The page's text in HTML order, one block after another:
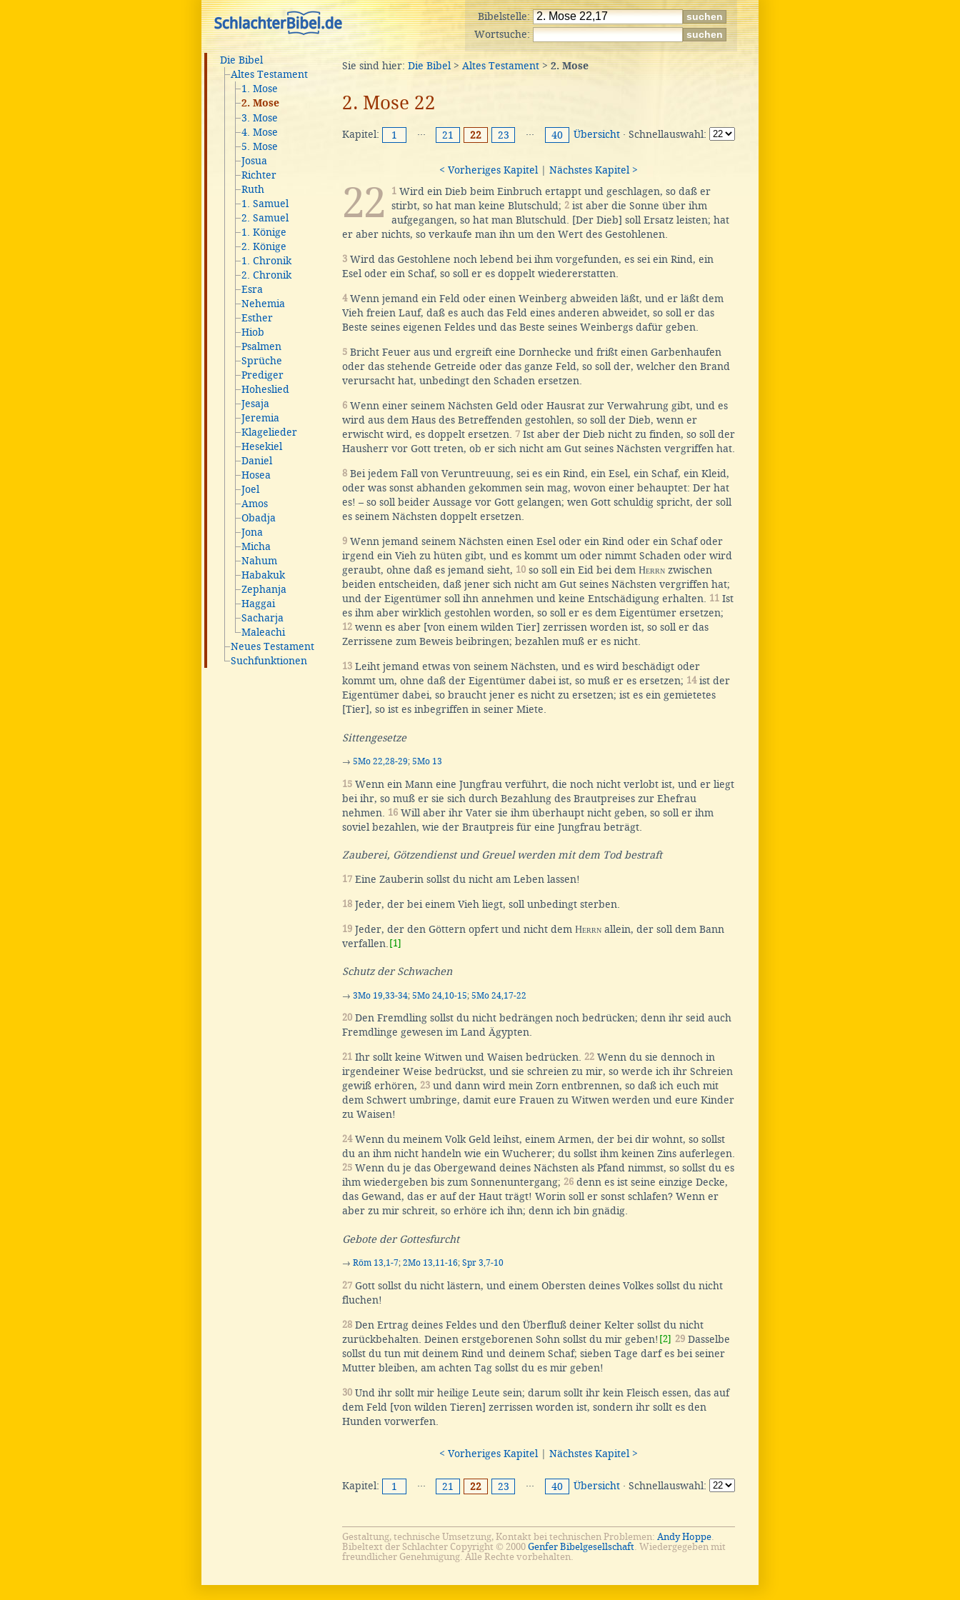
Bibelstelle:
Wortsuche:
Die Bibel
Altes Testament
1. Mose
2. Mose
3. Mose
4. Mose
5. Mose
Josua
Richter
Ruth
1. Samuel
2. Samuel
1. Könige
2. Könige
1. Chronik
2. Chronik
Esra
Nehemia
Esther
Hiob
Psalmen
Sprüche
Prediger
Hoheslied
Jesaja
Jeremia
Klagelieder
Hesekiel
Daniel
Hosea
Joel
Amos
Obadja
Jona
Micha
Nahum
Habakuk
Zephanja
Haggai
Sacharja
Maleachi
Neues Testament
Suchfunktionen
Sie sind hier: Die Bibel> Altes Testament>2. Mose
2. Mose 22
Kapitel: 1 ··· 21 22 23 ··· 40 Übersicht · Schnellauswahl:
< Vorheriges Kapitel Nächstes Kapitel >
22 1 Wird ein Dieb beim Einbruch ertappt und geschlagen, so daß er
stirbt, so hat man keine Blutschuld; 2 ist aber die Sonne über ihm
aufgegangen, so hat man Blutschuld. [Der Dieb] soll Ersatz leisten; hat
er aber nichts, so verkaufe man ihn um den Wert des Gestohlenen.
3 Wird das Gestohlene noch lebend bei ihm vorgefunden, es sei ein Rind, ein
Esel oder ein Schaf, so soll er es doppelt wiedererstatten.
4Wenn jemand ein Feld oder einen Weinberg abweiden läßt, und er läßt dem
Vieh freien Lauf, daß es auch das Feld eines anderen abweidet, so soll er das
Beste seines eigenen Feldes und das Beste seines Weinbergs dafür geben.
5 Bricht Feuer aus und ergreift eine Dornhecke und frißt einen Garbenhaufen
oder das stehende Getreide oder das ganze Feld, so soll der, welcher den Brand
verursacht hat, unbedingt den Schaden ersetzen.
6 Wenn einer seinem Nächsten Geld oder Hausrat zur Verwahrung gibt, und es
wird aus dem Haus des Betreffenden gestohlen, so soll der Dieb, wenn er
erwischt wird, es doppelt ersetzen. 7 Ist aber der Dieb nicht zu finden, so soll der
Hausherr vor Gott treten, ob er sich nicht am Gut seines Nächsten vergriffen hat.
8 Bei jedem Fall von Veruntreuung, sei es ein Rind, ein Esel, ein Schaf, ein Kleid,
oder was sonst abhanden gekommen sein mag, wovon einer behauptet: Der hat
es! – so soll beider Aussage vor Gott gelangen; wen Gott schuldig spricht, der soll
es seinem Nächsten doppelt ersetzen.
9 Wenn jemand seinem Nächsten einen Esel oder ein Rind oder ein Schaf oder
irgend ein Vieh zu hüten gibt, und es kommt um oder nimmt Schaden oder wird
geraubt, ohne daß es jemand sieht, 10 so soll ein Eid bei dem Herrn zwischen
beiden entscheiden, daß jener sich nicht am Gut seines Nächsten vergriffen hat;
und der Eigentümer soll ihn annehmen und keine Entschädigung erhalten. 11 Ist
es ihm aber wirklich gestohlen worden, so soll er es dem Eigentümer ersetzen;
12 wenn es aber [von einem wilden Tier] zerrissen worden ist, so soll er das
Zerrissene zum Beweis beibringen; bezahlen muß er es nicht.
13 Leiht jemand etwas von seinem Nächsten, und es wird beschädigt oder
kommt um, ohne daß der Eigentümer dabei ist, so muß er es ersetzen; 14ist der
Eigentümer dabei, so braucht jener es nicht zu ersetzen; ist es ein gemietetes
[Tier], so ist es inbegriffen in seiner Miete.
Sittengesetze
→ 5Mo 22,28-29; 5Mo 13
15 Wenn ein Mann eine Jungfrau verführt, die noch nicht verlobt ist, und er liegt
bei ihr, so muß er sie sich durch Bezahlung des Brautpreises zur Ehefrau
nehmen. 16 Will aber ihr Vater sie ihm überhaupt nicht geben, so soll er ihm
soviel bezahlen, wie der Brautpreis für eine Jungfrau beträgt.
Zauberei, Götzendienst und Greuel werden mit dem Tod bestraft
17 Eine Zauberin sollst du nicht am Leben lassen!
18 Jeder, der bei einem Vieh liegt, soll unbedingt sterben.
19 Jeder, der den Göttern opfert und nicht dem Herrn allein, der soll dem Bann
verfallen. [1]
Schutz der Schwachen
→ 3Mo 19,33-34; 5Mo 24,10-15; 5Mo 24,17-22
20 Den Fremdling sollst du nicht bedrängen noch bedrücken; denn ihr seid auch
Fremdlinge gewesen im Land Ägypten.
21 Ihr sollt keine Witwen und Waisen bedrücken. 22 Wenn du sie dennoch in
irgendeiner Weise bedrückst, und sie schreien zu mir, so werde ich ihr Schreien
gewiß erhören, 23 und dann wird mein Zorn entbrennen, so daß ich euch mit
dem Schwert umbringe, damit eure Frauen zu Witwen werden und eure Kinder
zu Waisen!
24Wenn du meinem Volk Geld leihst, einem Armen, der bei dir wohnt, so sollst
du an ihm nicht handeln wie ein Wucherer; du sollst ihm keinen Zins auferlegen.
25 Wenn du je das Obergewand deines Nächsten als Pfand nimmst, so sollst du es
ihm wiedergeben bis zum Sonnenuntergang; 26 denn es ist seine einzige Decke,
das Gewand, das er auf der Haut trägt! Worin soll er sonst schlafen? Wenn er
aber zu mir schreit, so erhöre ich ihn; denn ich bin gnädig.
Gebote der Gottesfurcht
→ Röm 13,1-7; 2Mo 13,11-16; Spr 3,7-10
27 Gott sollst du nicht lästern, und einem Obersten deines Volkes sollst du nicht
fluchen!
28 Den Ertrag deines Feldes und den Überfluß deiner Kelter sollst du nicht
zurückbehalten. Deinen erstgeborenen Sohn sollst du mir geben! [2] 29 Dasselbe
sollst du tun mit deinem Rind und deinem Schaf; sieben Tage darf es bei seiner
Mutter bleiben, am achten Tag sollst du es mir geben!
30 Und ihr sollt mir heilige Leute sein; darum sollt ihr kein Fleisch essen, das auf
dem Feld [von wilden Tieren] zerrissen worden ist, sondern ihr sollt es den
Hunden vorwerfen.
< Vorheriges Kapitel | Nächstes Kapitel >
Kapitel: 1 ··· 21 22 23 ··· 40 Übersicht · Schnellauswahl:
Gestaltung, technische Umsetzung, Kontakt bei technischen Problemen: Andy Hoppe
Bibeltext der Schlachter Copyright © 2000 Genfer Bibelgesellschaft . Wiedergegeben mit
freundlicher Genehmigung. Alle Rechte vorbehalten.